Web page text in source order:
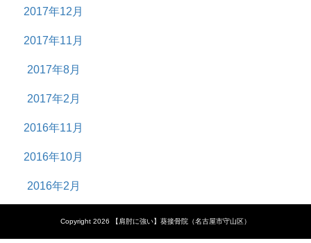
2017年12月
2017年11月
2017年8月
2017年2月
2016年11月
2016年10月
2016年2月
Copyright 2026 【肩肘に強い】葵接骨院（名古屋市守山区）